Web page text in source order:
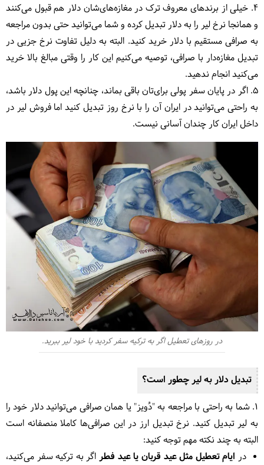
4. خیلی از برندهای معروف ترک در مغازه‌های‌شان دلار هم قبول می‌کنند
و همانجا نرخ لیر را به دلار تبدیل کرده و شما می‌توانید حتی بدون مراجعه
به صرافی مستقیم با دلار خرید کنید. البته به دلیل تفاوت نرخ جزیی در
تبدیل مغازه‌دار با صرافی، توصیه می‌‎کنیم این کار را وقتی مبالغ بالا خرید
می‌کنید انجام ندهید.
5. اگر در پایان سفر پولی برای‌تان باقی بماند، چنانچه این پول دلار باشد،
به راحتی می‌توانید در ایران آن را با نرخ روز تبدیل کنید اما فروش لیر در
داخل ایران کار چندان آسانی نیست.
در روزهای تعطیل اگر به ترکیه سفر کردید با خود لیر ببرید.
تبدیل دلار به لیر چطور است؟
1. شما به راحتی با مراجعه به "دُویز" یا همان صرافی می‌توانید دلار خود را
به لیر تبدیل کنید. نرخ تبدیل ارز در این صرافی‌ها کاملا منصفانه است
البته به چند نکته مهم توجه کنید:
در ایام تعطیل مثل عید قربان یا عید فطراگر به ترکیه سفر می‌کنید،